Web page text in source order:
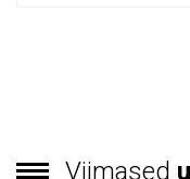
Viimased